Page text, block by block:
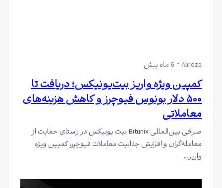
Alireza 6 ماه پیش
کمپین ویژه واریز بیت‌یونیکس؛ دریافت تا
۵۰۰ دلار بونوس فیوچرز و کاهش هزینه‌های
معاملاتی
صرافی بین‌المللی Bitunix بیت یونیکس در راستای حمایت از
معامله‌گران و افزایش جذابیت معاملات فیوچرز، کمپین ویژه
واریز…